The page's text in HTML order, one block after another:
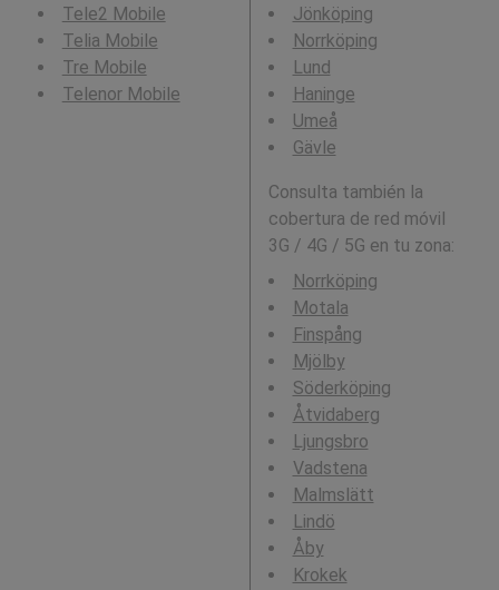
Tele2 Mobile
Telia Mobile
Tre Mobile
Telenor Mobile
Jönköping
Norrköping
Lund
Haninge
Umeå
Gävle
Consulta también la
cobertura de red móvil
3G / 4G / 5G en tu zona:
Norrköping
Motala
Finspång
Mjölby
Söderköping
Åtvidaberg
Ljungsbro
Vadstena
Malmslätt
Lindö
Åby
Krokek